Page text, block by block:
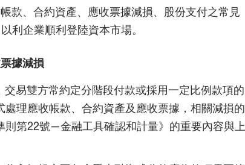
款、合約資產、應收票據減損、股份支付之常見
利企業順利登陸資本市場。
據減損
交易雙方常約定分階段付款或採用一定比例款項的
處理應收帳款、合約資產及應收票據，相關減損的
則第22號—金融工具確認和計量》的重要內容與上